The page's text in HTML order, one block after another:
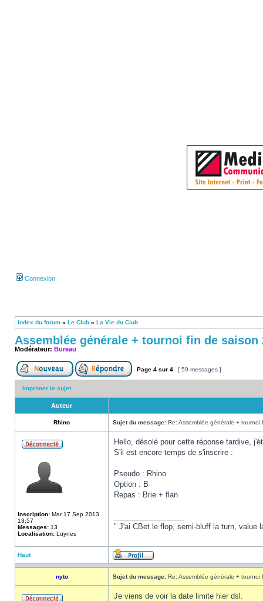
Connexion
Index du forum » Le Club » La Vie du Club
Assemblée générale + tournoi fin de saison
Modérateur: Bureau
Page 4 sur 4 [ 59 messages ]
Imprimer le sujet
Auteur
Rhino Sujet du message: Re: Assemblée générale +
Inscription: Mar 17 Sep 2013
13:57
Messages: 13
Localisation: Luynes
Hello, désolé pour cette réponse tardive,
S'il est encore temps de s'inscrire :
Pseudo : Rhino
Option : B
Repas : Brie + flan
" J'ai CBet le flop, semi-bluff la turn, value
Haut
nyto Sujet du message: Re: Assemblée générale +
Je viens de voir la date limite hier dsl.